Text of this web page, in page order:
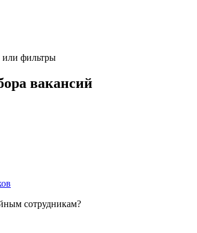
или фильтры
вакансий
сотрудникам?